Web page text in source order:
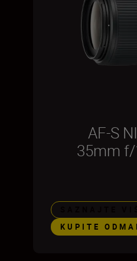
AF-S
35mm f/
KUPITE